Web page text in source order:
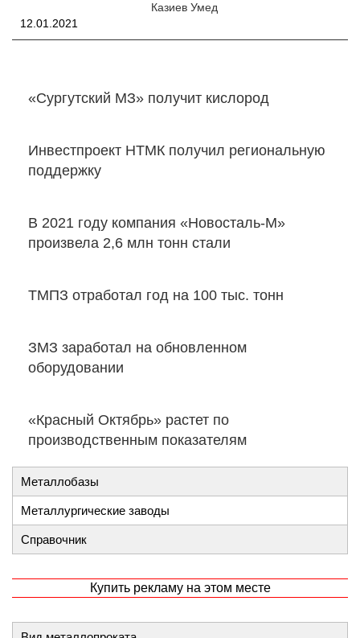
Казиев Умед
12.01.2021
«Сургутский МЗ» получит кислород
Инвестпроект НТМК получил региональную
поддержку
В 2021 году компания «Новосталь-М»
произвела 2,6 млн тонн стали
ТМПЗ отработал год на 100 тыс. тонн
ЗМЗ заработал на обновленном
оборудовании
«Красный Октябрь» растет по
производственным показателям
Металлобазы
Металлургические заводы
Справочник
Купить рекламу на этом месте